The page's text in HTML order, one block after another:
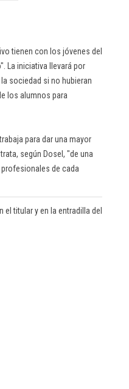
tienen con los jóvenes del
La iniciativa llevará por
sociedad si no hubieran
los alumnos para
para dar una mayor
según Dosel, "de una
de cada
titular y en la entradilla del